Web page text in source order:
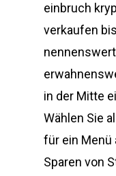
einbruch
verkaufen
in der Mitte
Wählen Sie
für ein Menü
Sparen von